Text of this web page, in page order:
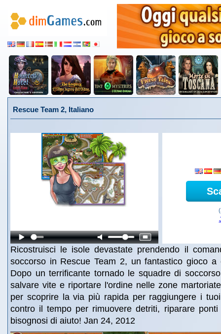
Rescue Team 2, Italiano
Ricostruisci le isole devastate prendendo il
soccorso in Rescue Team 2, un fantastico gioco a
Dopo un terrificante tornado le squadre di
salvare vite e riportare l'ordine nelle zone
per scoprire la via più rapida per raggiungere i
contro il tempo per rimuovere detriti, riparare
bisognosi di aiuto! Jan 24, 2012